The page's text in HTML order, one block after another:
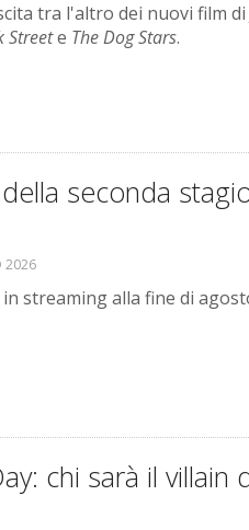
tra l'altro dei nuovi film di
Streete The Dog Stars.
seconda
2026
streaming alla fine di
chi sarà il villain